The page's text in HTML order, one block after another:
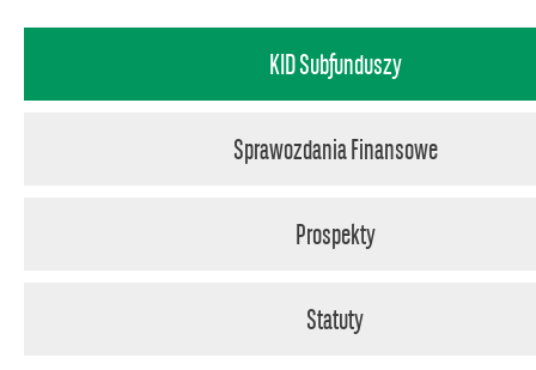
KID Subfunduszy
Sprawozdania Finansowe
Prospekty
Statuty